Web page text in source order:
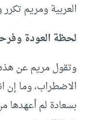
العربية ومريم تكرر
لحظة العودة
وتقول مريم عن
الاضطراب، وما
بسعادة لم أعهدها